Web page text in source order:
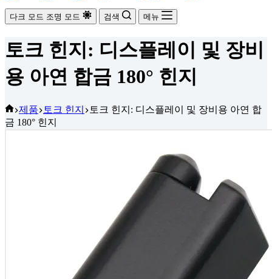
다크 모드 조명 모드 검색 메뉴
토크 힌지: 디스플레이 및 장비
용 아연 합금 180° 힌지
홈제품 토크 힌지
토크 힌지: 디스플레이 및 장비용 아연 합
금 180° 힌지